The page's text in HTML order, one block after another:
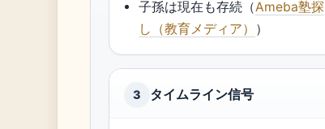
子孫は現在も存続（Ameba塾探
し（教育メディア） ）
3 タイムライン信号